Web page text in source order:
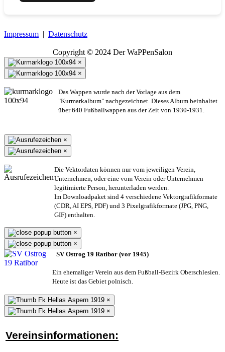
Impressum | Datenschutz
Copyright © 2024 Der WaPPenSalon
×
×
Das Wappen wurde nach der Vorlage aus dem
"Kurmarkalbum" nachgezeichnet. Dieses Album beinhaltet
über 640 Fußballwappen aus der Zeit von 1930-1931.
×
×
Die Vektordaten können nur vom jeweiligen Verein,
Unternehmen, oder eine vom Verein oder Unternehmen
legitimierte Person, herunterladen werden.
Im Downloadpaket sind 4 verschiedene Vektorgrafikformate
(CDR, AI EPS, PDF) und 3 Pixelgrafikformate (JPG, PNG,
GIF) enthalten.
×
×
SV Ostrog 19 Ratibor (vor 1945)
Ein ehemaliger Verein aus dem Fußball-Bezirk Oberschlesien.
Heute ist das Gebiet polnisch.
×
×
Vereinsinformationen: